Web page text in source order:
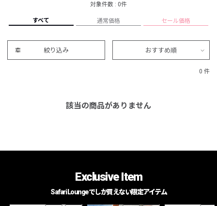
対象件数 : 0件
すべて 通常価格 セール価格
絞り込み おすすめ順
0 件
該当の商品がありません
Exclusive Item
Safari Loungeでしか買えない限定アイテム